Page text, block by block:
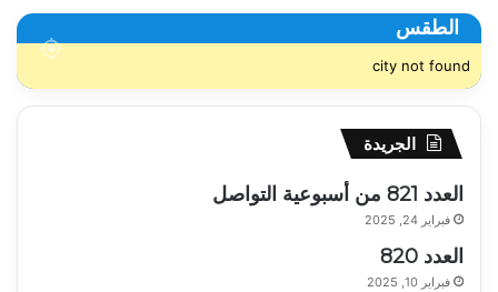
الطقس
city not found
الجريدة
العدد 821 من أسبوعية التواصل
فبراير 24, 2025
العدد 820
فبراير 10, 2025